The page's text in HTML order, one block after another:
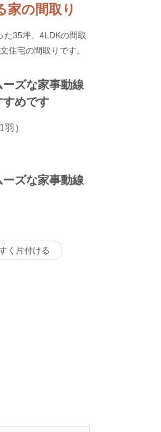
家の間取り
35坪、4LDKの間取
住宅の間取りです。
ズな家事動線
すめです
）
ズな家事動線
く片付ける